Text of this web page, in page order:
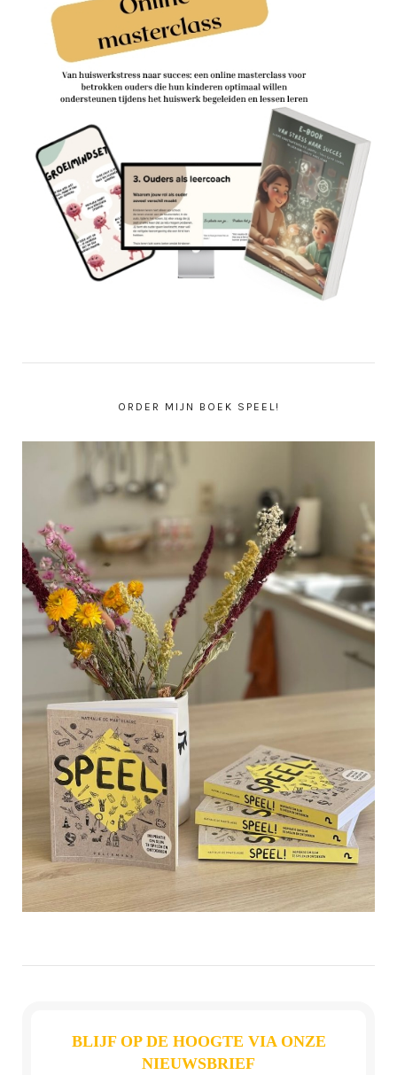
ORDER MIJN BOEK SPEEL!
BLIJF OP DE HOOGTE VIA ONZE
NIEUWSBRIEF